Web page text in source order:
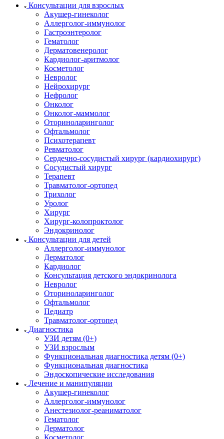
Консультации для взрослых
Акушер-гинеколог
Аллерголог-иммунолог
Гастроэнтеролог
Гематолог
Дерматовенеролог
Кардиолог-аритмолог
Косметолог
Невролог
Нейрохирург
Нефролог
Онколог
Онколог-маммолог
Оториноларинголог
Офтальмолог
Психотерапевт
Ревматолог
Сердечно-сосудистый хирург (кардиохирург)
Сосудистый хирург
Терапевт
Травматолог-ортопед
Трихолог
Уролог
Хирург
Хирург-колопроктолог
Эндокринолог
Консультации для детей
Аллерголог-иммунолог
Дерматолог
Кардиолог
Консультация детского эндокринолога
Невролог
Оториноларинголог
Офтальмолог
Педиатр
Травматолог-ортопед
Диагностика
УЗИ детям (0+)
УЗИ взрослым
Функциональная диагностика детям (0+)
Функциональная диагностика
Эндоскопические исследования
Лечение и манипуляции
Акушер-гинеколог
Аллерголог-иммунолог
Анестезиолог-реаниматолог
Гематолог
Дерматолог
Косметолог